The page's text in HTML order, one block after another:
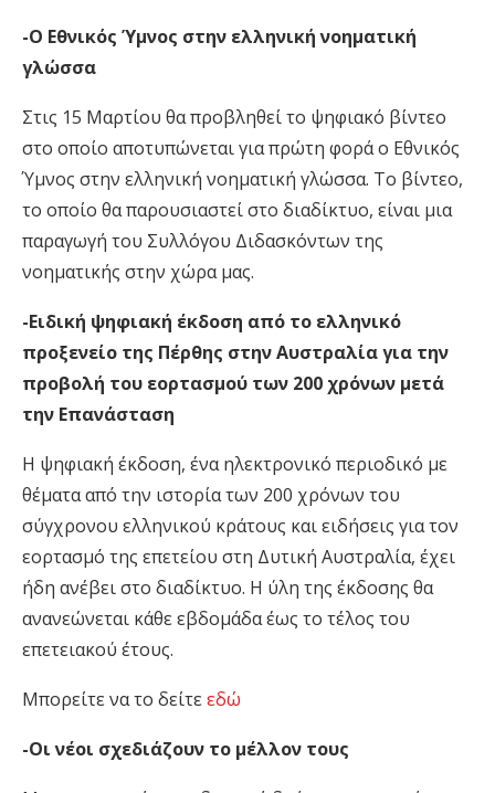
-Ο Εθνικός Ύμνος στην ελληνική νοηματική
γλώσσα
Στις 15 Μαρτίου θα προβληθεί το ψηφιακό βίντεο
στο οποίο αποτυπώνεται για πρώτη φορά ο Εθνικός
Ύμνος στην ελληνική νοηματική γλώσσα. Το βίντεο,
το οποίο θα παρουσιαστεί στο διαδίκτυο, είναι μια
παραγωγή του Συλλόγου Διδασκόντων της
νοηματικής στην χώρα μας.
-Ειδική ψηφιακή έκδοση από το ελληνικό
προξενείο της Πέρθης στην Αυστραλία για την
προβολή του εορτασμού των 200 χρόνων μετά
την Επανάσταση
Η ψηφιακή έκδοση, ένα ηλεκτρονικό περιοδικό με
θέματα από την ιστορία των 200 χρόνων του
σύγχρονου ελληνικού κράτους και ειδήσεις για τον
εορτασμό της επετείου στη Δυτική Αυστραλία, έχει
ήδη ανέβει στο διαδίκτυο. Η ύλη της έκδοσης θα
ανανεώνεται κάθε εβδομάδα έως το τέλος του
επετειακού έτους.
Mπορείτε να το δείτεεδώ
-Οι νέοι σχεδιάζουν το μέλλον τους